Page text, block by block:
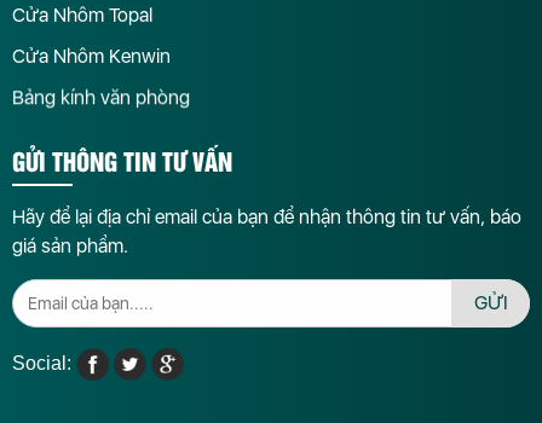
Cửa Nhôm Topal
Cửa Nhôm Kenwin
Bảng kính văn phòng
GỬI THÔNG TIN TƯ VẤN
Hãy để lại địa chỉ email của bạn để nhận thông tin tư vấn, báo
giá sản phẩm.
GỬI
Social: